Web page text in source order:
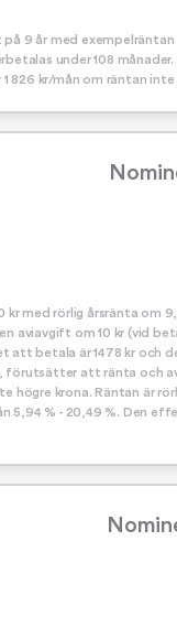
9 år med
under 108 månader.
826 kr/mån om räntan
kr med rörlig årsränta om
aviavgift om 10 kr (vid
att betala är 1478 kr och
förutsätter att ränta och
krona. Räntan är
5,94 % - 20,49 %. Den